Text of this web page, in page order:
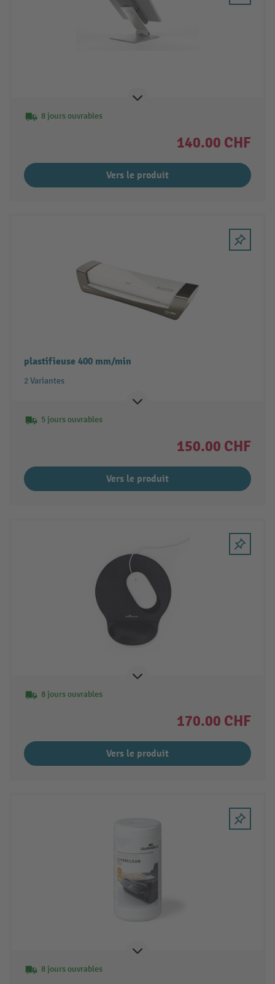
8 jours ouvrables
140.00 CHF
Vers le produit
plastifieuse 400 mm/min
2 Variantes
5 jours ouvrables
150.00 CHF
Vers le produit
8 jours ouvrables
170.00 CHF
Vers le produit
8 jours ouvrables